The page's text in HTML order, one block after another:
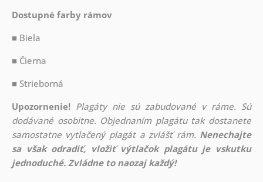
Dostupné farby rámov
■ Biela
■ Čierna
■ Strieborná
Upozornenie! Plagáty nie sú zabudované v ráme. Sú
dodávané osobitne. Objednaním plagátu tak dostanete
samostatne vytlačený plagát a zvlášť rám. Nenechajte
sa však odradiť, vložiť výtlačok plagátu je vskutku
jednoduché. Zvládne to naozaj každý!